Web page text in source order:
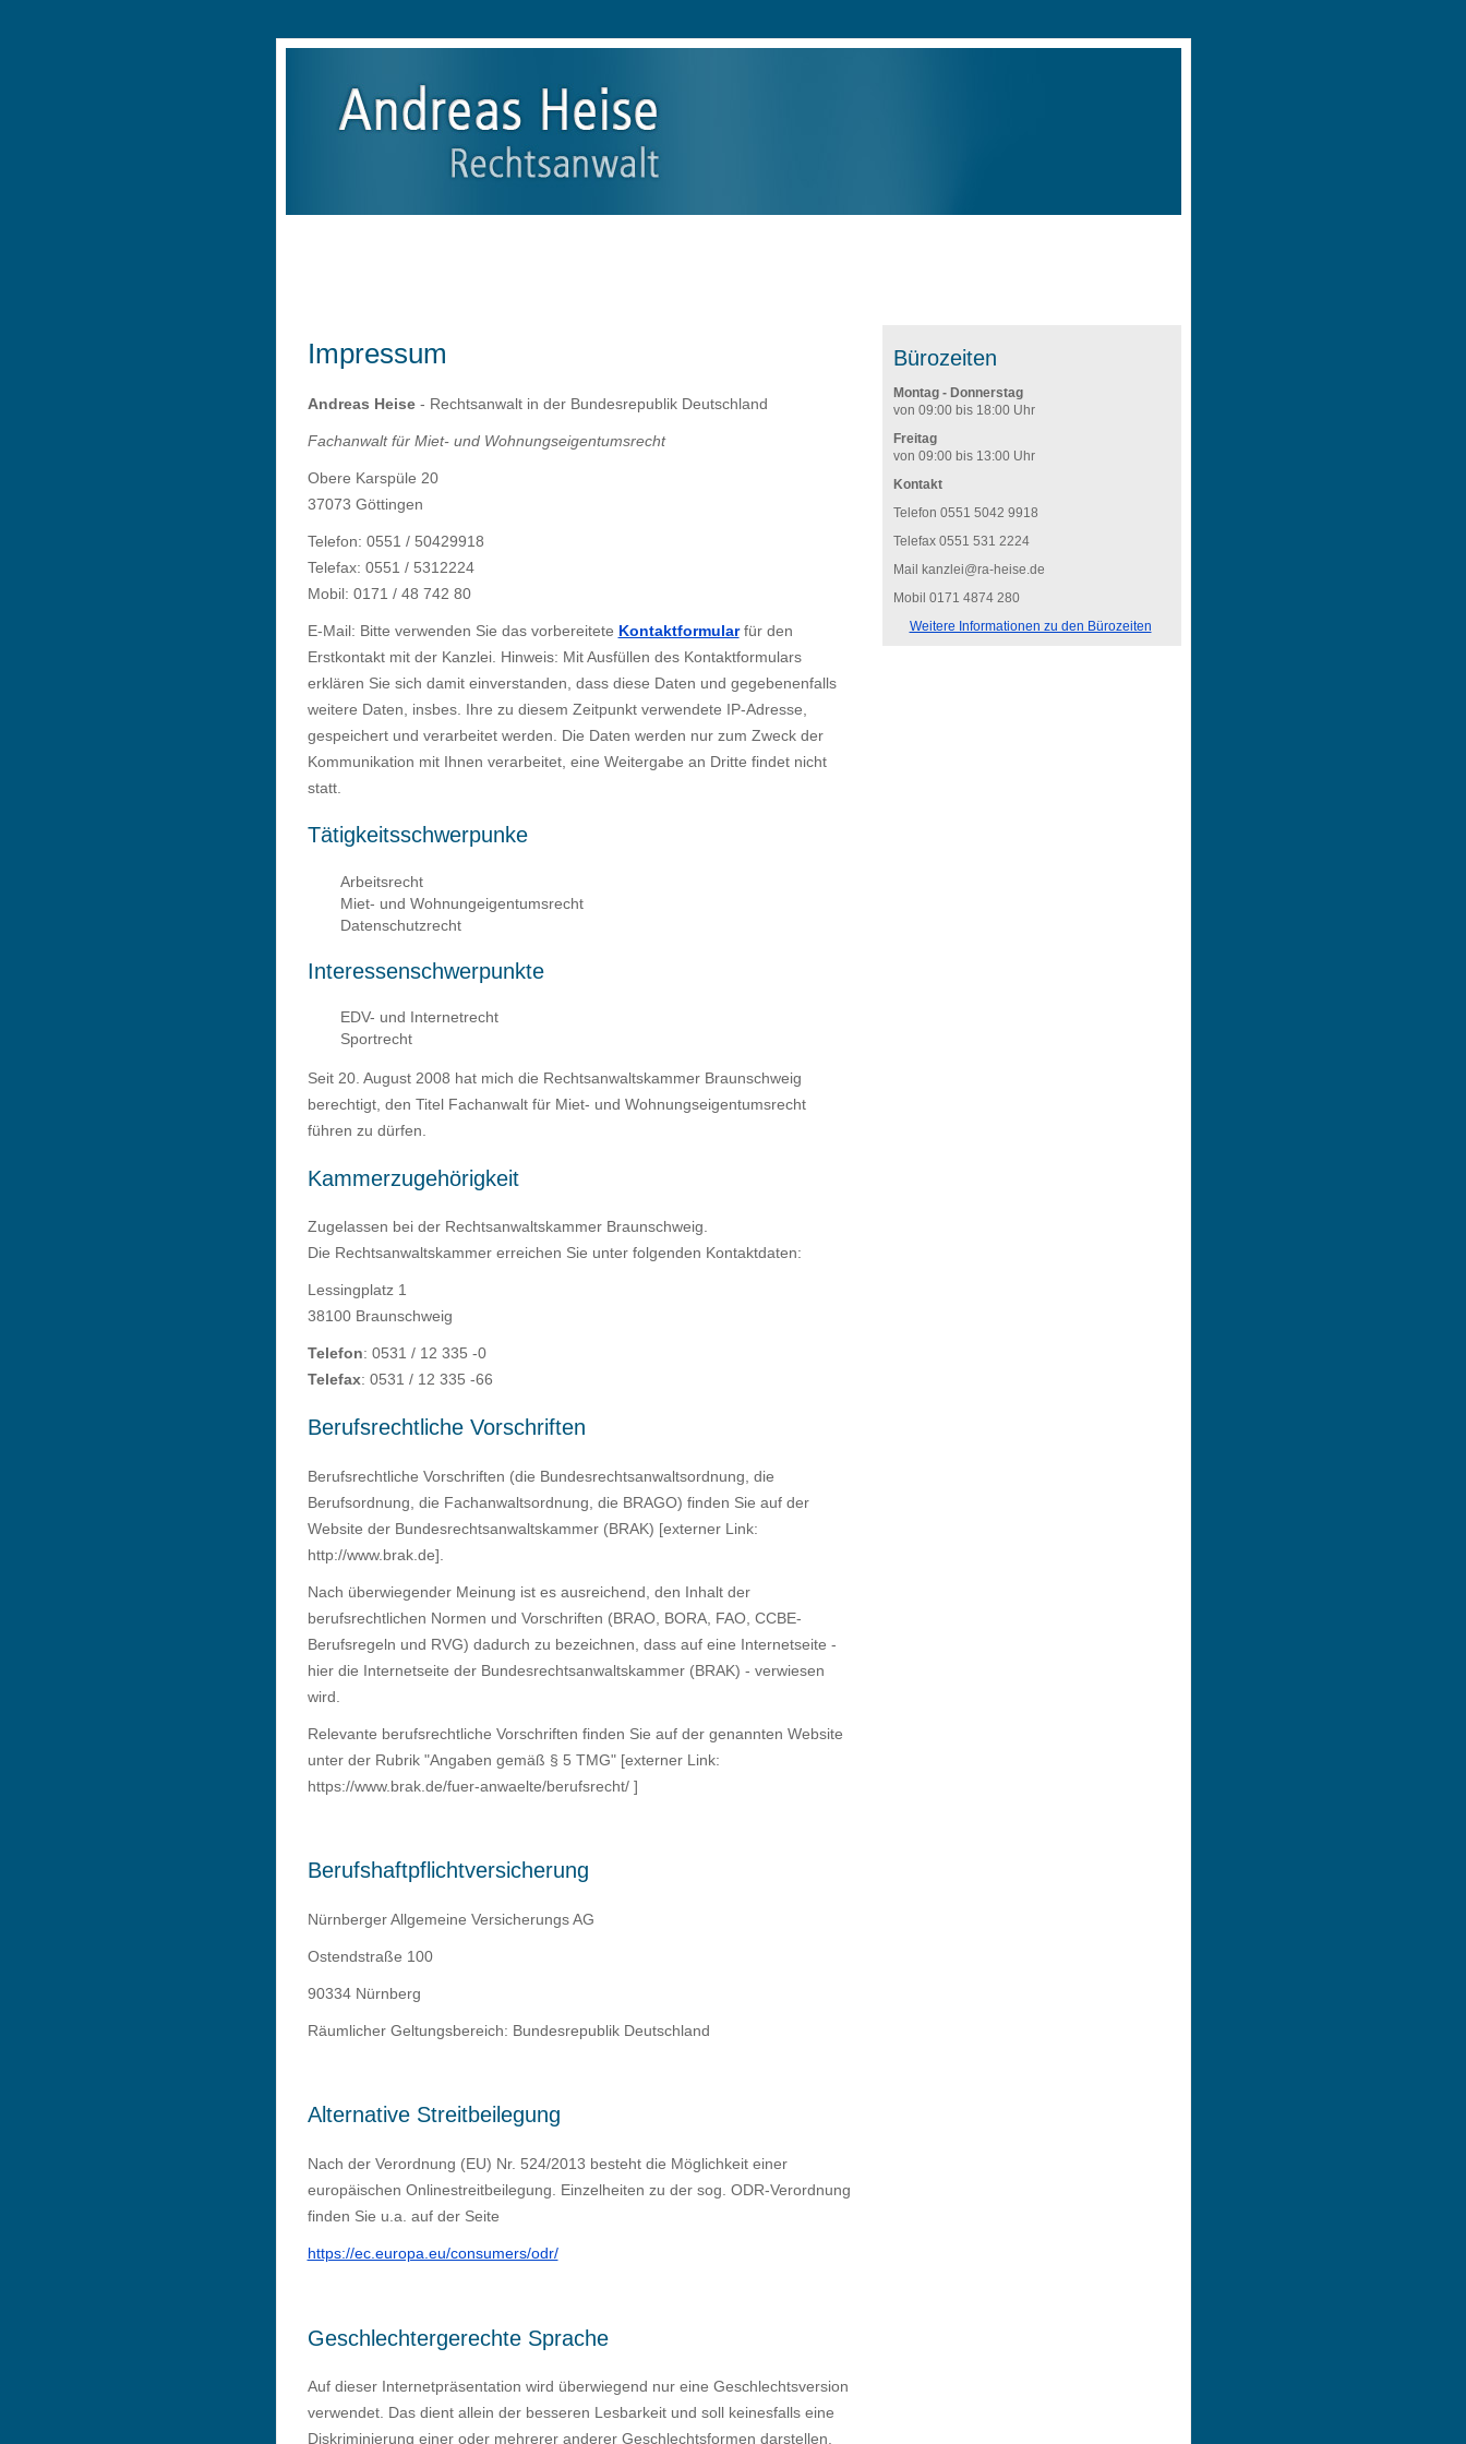
Bürozeiten
Montag - Donnerstag
von 09:00 bis 18:00 Uhr
Freitag
von 09:00 bis 13:00 Uhr
Kontakt
Telefon 0551 5042 9918
Telefax 0551 531 2224
Mail ed.esieh-ar@ielznak
Mobil 0171 4874 280
Weitere Informationen zu den Bürozeiten
Impressum
Andreas Heise- Rechtsanwalt in der Bundesrepublik Deutschland
Fachanwalt für Miet- und Wohnungseigentumsrecht
Obere Karspüle 20
37073 Göttingen
Telefon: 0551 / 50429918
Telefax: 0551 / 5312224
Mobil: 0171 / 48 742 80
E-Mail: Bitte verwenden Sie das vorbereitete Kontaktformularfür den
Erstkontakt mit der Kanzlei. Hinweis: Mit Ausfüllen des Kontaktformulars
erklären Sie sich damit einverstanden, dass diese Daten und gegebenenfalls
weitere Daten, insbes. Ihre zu diesem Zeitpunkt verwendete IP-Adresse,
gespeichert und verarbeitet werden. Die Daten werden nur zum Zweck der
Kommunikation mit Ihnen verarbeitet, eine Weitergabe an Dritte findet nicht
statt.
Tätigkeitsschwerpunke
Arbeitsrecht
Miet- und Wohnungeigentumsrecht
Datenschutzrecht
Interessenschwerpunkte
EDV- und Internetrecht
Sportrecht
Seit 20. August 2008 hat mich die Rechtsanwaltskammer Braunschweig
berechtigt, den Titel Fachanwalt für Miet- und Wohnungseigentumsrecht
führen zu dürfen.
Kammerzugehörigkeit
Zugelassen bei der Rechtsanwaltskammer Braunschweig.
Die Rechtsanwaltskammer erreichen Sie unter folgenden Kontaktdaten:
Lessingplatz 1
38100 Braunschweig
Telefon: 0531 / 12 335 -0
Telefax: 0531 / 12 335 -66
Berufsrechtliche Vorschriften
Berufsrechtliche Vorschriften (die Bundesrechtsanwaltsordnung, die
Berufsordnung, die Fachanwaltsordnung, die BRAGO) finden Sie auf der
Website der Bundesrechtsanwaltskammer (BRAK) [externer Link:
http://www.brak.de].
Nach überwiegender Meinung ist es ausreichend, den Inhalt der
berufsrechtlichen Normen und Vorschriften (BRAO, BORA, FAO, CCBE-
Berufsregeln und RVG) dadurch zu bezeichnen, dass auf eine Internetseite -
hier die Internetseite der Bundesrechtsanwaltskammer (BRAK) - verwiesen
wird.
Relevante berufsrechtliche Vorschriften finden Sie auf der genannten Website
unter der Rubrik "Angaben gemäß § 5 TMG" [externer Link:
https://www.brak.de/fuer-anwaelte/berufsrecht/ ]
Berufshaftpflichtversicherung
Nürnberger Allgemeine Versicherungs AG
Ostendstraße 100
90334 Nürnberg
Räumlicher Geltungsbereich: Bundesrepublik Deutschland
Alternative Streitbeilegung
Nach der Verordnung (EU) Nr. 524/2013 besteht die Möglichkeit einer
europäischen Onlinestreitbeilegung. Einzelheiten zu der sog. ODR-Verordnung
finden Sie u.a. auf der Seite
https://ec.europa.eu/consumers/odr/
Geschlechtergerechte Sprache
Auf dieser Internetpräsentation wird überwiegend nur eine Geschlechtsversion
verwendet. Das dient allein der besseren Lesbarkeit und soll keinesfalls eine
Diskriminierung einer oder mehrerer anderer Geschlechtsformen darstellen.